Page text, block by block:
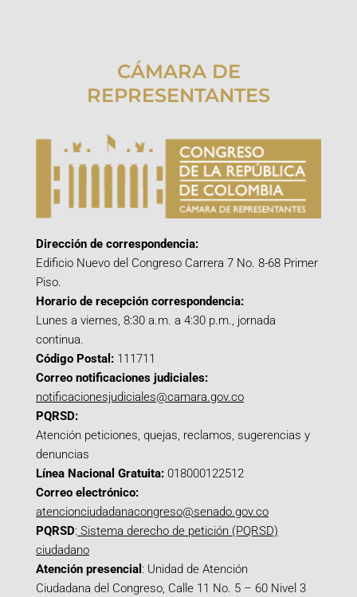
CÁMARA DE
REPRESENTANTES
Dirección de correspondencia:
Edificio Nuevo del Congreso Carrera 7 No. 8-68 Primer
Piso.
Horario de recepción correspondencia:
Lunes a viernes, 8:30 a.m. a 4:30 p.m., jornada
continua.
Código Postal: 111711
Correo notificaciones judiciales:
notificacionesjudiciales@camara.gov.co
PQRSD:
Atención peticiones, quejas, reclamos, sugerencias y
denuncias
Línea Nacional Gratuita: 018000122512
Correo electrónico:
atencionciudadanacongreso@senado.gov.co
PQRSD: Sistema derecho de petición (PQRSD)
ciudadano
Atención presencial : Unidad de Atención
Ciudadana del Congreso, Calle 11 No. 5 – 60 Nivel 3